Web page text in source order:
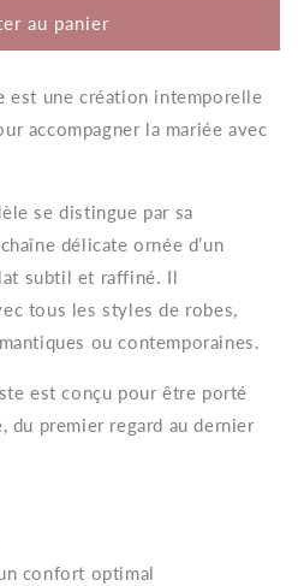
au panier
est une création intemporelle
accompagner la mariée avec
se distingue par sa
délicate ornée d’un
subtil et raffiné. Il
tous les styles de robes,
ou contemporaines.
est conçu pour être porté
du premier regard au dernier
confort optimal